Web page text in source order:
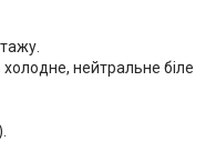
холодне, нейтральне біле